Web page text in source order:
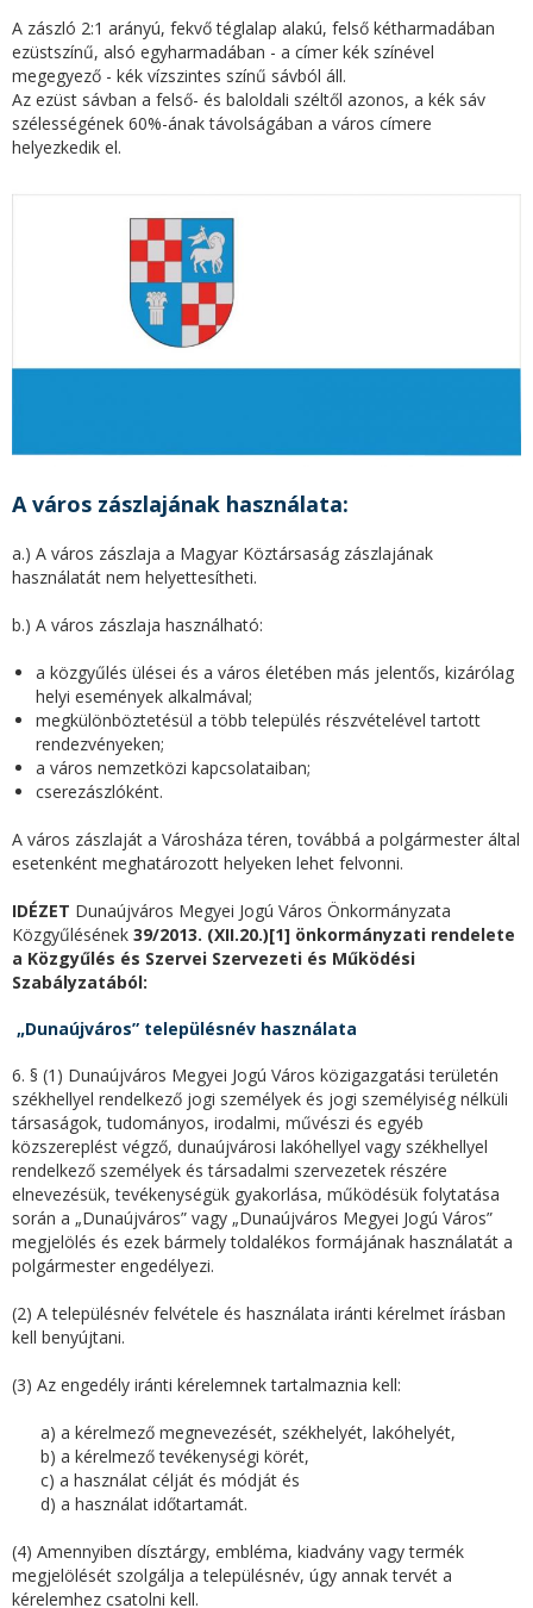
A zászló 2:1 arányú, fekvő téglalap alakú, felső kétharmadában
ezüstszínű, alsó egyharmadában - a címer kék színével
megegyező - kék vízszintes színű sávból áll.
Az ezüst sávban a felső- és baloldali széltől azonos, a kék sáv
szélességének 60%-ának távolságában a város címere
helyezkedik el.
A város zászlajának használata:
a.) A város zászlaja a Magyar Köztársaság zászlajának
használatát nem helyettesítheti.
b.) A város zászlaja használható:
a közgyűlés ülései és a város életében más jelentős, kizárólag
helyi események alkalmával;
megkülönböztetésül a több település részvételével tartott
rendezvényeken;
a város nemzetközi kapcsolataiban;
cserezászlóként.
A város zászlaját a Városháza téren, továbbá a polgármester által
esetenként meghatározott helyeken lehet felvonni.
IDÉZET Dunaújváros Megyei Jogú Város Önkormányzata
Közgyűlésének 39/2013. (XII.20.)[1] önkormányzati rendelete
a Közgyűlés és Szervei Szervezeti és Működési
Szabályzatából:
„Dunaújváros” településnév használata
6. § (1) Dunaújváros Megyei Jogú Város közigazgatási területén
székhellyel rendelkező jogi személyek és jogi személyiség nélküli
társaságok, tudományos, irodalmi, művészi és egyéb
közszereplést végző, dunaújvárosi lakóhellyel vagy székhellyel
rendelkező személyek és társadalmi szervezetek részére
elnevezésük, tevékenységük gyakorlása, működésük folytatása
során a „Dunaújváros” vagy „Dunaújváros Megyei Jogú Város”
megjelölés és ezek bármely toldalékos formájának használatát a
polgármester engedélyezi.
(2) A településnév felvétele és használata iránti kérelmet írásban
kell benyújtani.
(3) Az engedély iránti kérelemnek tartalmaznia kell:
a) a kérelmező megnevezését, székhelyét, lakóhelyét,
b) a kérelmező tevékenységi körét,
c) a használat célját és módját és
d) a használat időtartamát.
(4) Amennyiben dísztárgy, embléma, kiadvány vagy termék
megjelölését szolgálja a településnév, úgy annak tervét a
kérelemhez csatolni kell.